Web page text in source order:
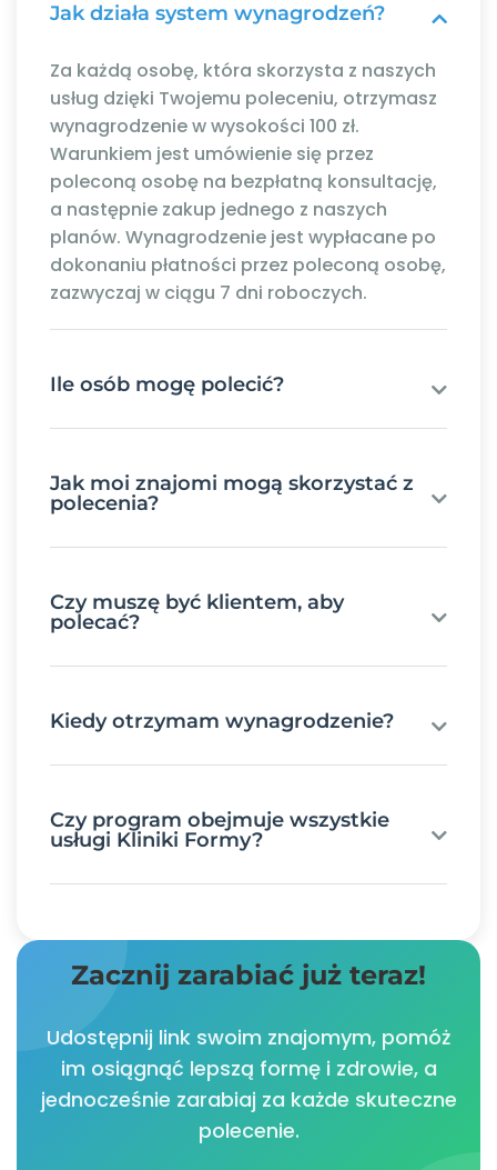
Jak działa system wynagrodzeń?
Za każdą osobę, która skorzysta z naszych
usług dzięki Twojemu poleceniu, otrzymasz
wynagrodzenie w wysokości 100 zł.
Warunkiem jest umówienie się przez
poleconą osobę na bezpłatną konsultację,
a następnie zakup jednego z naszych
planów. Wynagrodzenie jest wypłacane po
dokonaniu płatności przez poleconą osobę,
zazwyczaj w ciągu 7 dni roboczych.
Ile osób mogę polecić?
Jak moi znajomi mogą skorzystać z
polecenia?
Czy muszę być klientem, aby
polecać?
Kiedy otrzymam wynagrodzenie?
Czy program obejmuje wszystkie
usługi Kliniki Formy?
Zacznij zarabiać już teraz!
Udostępnij link swoim znajomym, pomóż
im osiągnąć lepszą formę i zdrowie, a
jednocześnie zarabiaj za każde skuteczne
polecenie.